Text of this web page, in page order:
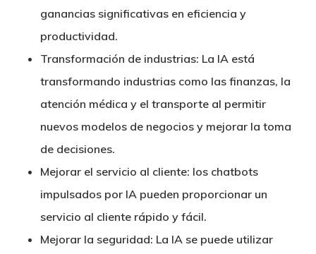
ganancias significativas en eficiencia y
productividad.
Transformación de industrias: La IA está
transformando industrias como las finanzas, la
atención médica y el transporte al permitir
nuevos modelos de negocios y mejorar la toma
de decisiones.
Mejorar el servicio al cliente: los chatbots
impulsados por IA pueden proporcionar un
servicio al cliente rápido y fácil.
Mejorar la seguridad: La IA se puede utilizar